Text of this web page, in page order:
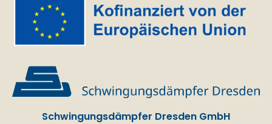
Schwingungsdämpfer Dresden GmbH